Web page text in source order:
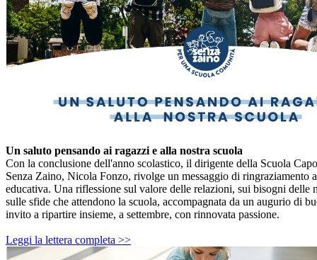
Un saluto pensando ai ragazzi e alla nostra scuola
Con la conclusione dell'anno scolastico, il dirigente della Scuola
Senza Zaino, Nicola Fonzo, rivolge un messaggio di ringraziamento
educativa. Una riflessione sul valore delle relazioni, sui bisogni delle
sulle sfide che attendono la scuola, accompagnata da un augurio di
invito a ripartire insieme, a settembre, con rinnovata passione.
Leggi la lettera completa >>